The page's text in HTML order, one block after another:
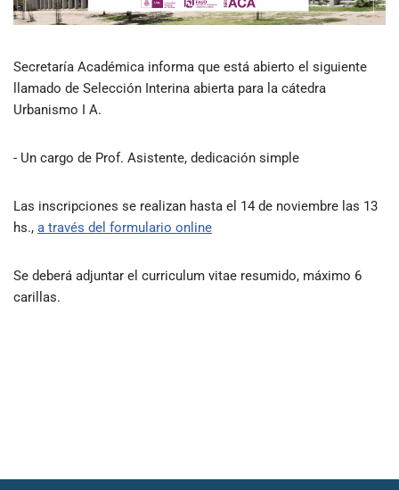
Secretaría Académica informa que está abierto el siguiente
llamado de Selección Interina abierta para la cátedra
Urbanismo I A.
- Un cargo de Prof. Asistente, dedicación simple
Las inscripciones se realizan hasta el 14 de noviembre las 13
hs., a través del formulario online
Se deberá adjuntar el curriculum vitae resumido, máximo 6
carillas.